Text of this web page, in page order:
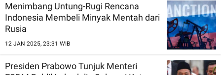
Menimbang Untung-Rugi Rencana
Indonesia Membeli Minyak Mentah dari
Rusia
12 JAN 2025, 23:31 WIB
Presiden Prabowo Tunjuk Menteri